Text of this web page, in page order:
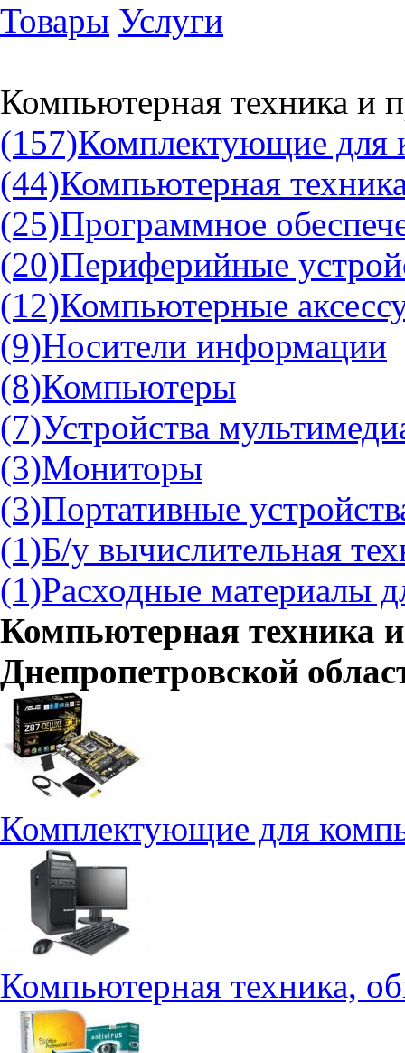
Товары Услуги
Компьютерная техника и
(157)Комплектующие для
(44)Компьютерная
(25)Программное
(20)Периферийные
(12)Компьютерные
(9)Носители информации
(8)Компьютеры
(7)Устройства
(3)Мониторы
(3)Портативные
(1)Б/у вычислительная
(1)Расходные материалы
Компьютерная техника
Днепропетровской
Комплектующие для
Компьютерная техника,